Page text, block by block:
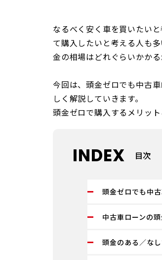
なるべく安く車を買いたい
て購入したいと考える人も
金の相場はどれぐらいかか
今回は、頭金ゼロでも中古
しく解説していきます。
頭金ゼロで購入するメリッ
INDEX 目次
頭金ゼロでも中
中古車ローンの
頭金のある／な